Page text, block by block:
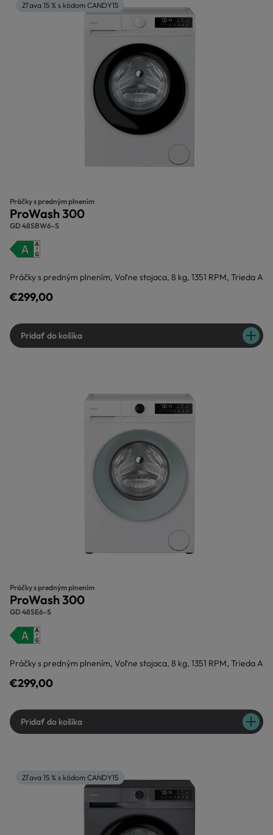
Zľava 15 % s kódom CANDY15
Práčky s predným plnením
ProWash 300
GD 48SBW6-S
Práčky s predným plnením, Voľne stojaca, 8 kg, 1351 RPM, Trieda A
€299,00
Pridať do košíka
Práčky s predným plnením
ProWash 300
GD 48SE6-S
Práčky s predným plnením, Voľne stojaca, 8 kg, 1351 RPM, Trieda A
€299,00
Pridať do košíka
Zľava 15 % s kódom CANDY15